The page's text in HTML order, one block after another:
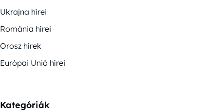
Ukrajna hírei
Románia hírei
Orosz hírek
Európai Unió hírei
Kategóriák